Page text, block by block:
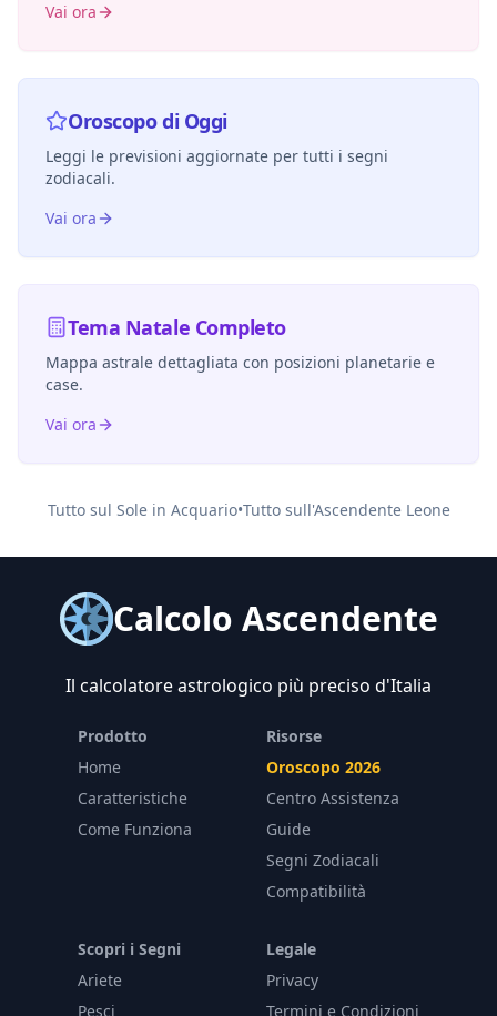
Vai ora
Oroscopo di Oggi
Leggi le previsioni aggiornate per tutti i segni
zodiacali.
Vai ora
Tema Natale Completo
Mappa astrale dettagliata con posizioni planetarie e
case.
Vai ora
Tutto sul Sole in Acquario•Tutto sull'Ascendente Leone
Calcolo Ascendente
Il calcolatore astrologico più preciso d'Italia
Prodotto
Home
Caratteristiche
Come Funziona
Risorse
Oroscopo 2026
Centro Assistenza
Guide
Segni Zodiacali
Compatibilità
Scopri i Segni
Ariete
Pesci
Legale
Privacy
Termini e Condizioni